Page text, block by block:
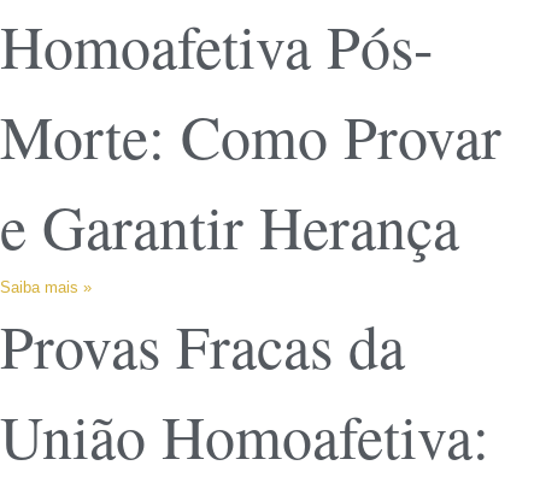
Homoafetiva Pós-
Morte: Como Provar
e Garantir Herança
Saiba mais »
Provas Fracas da
União Homoafetiva: